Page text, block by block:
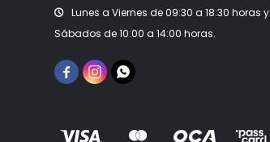
Lunes a Viernes de 09:30 a 18:30 horas y
Sábados de 10:00 a 14:00 horas.
  